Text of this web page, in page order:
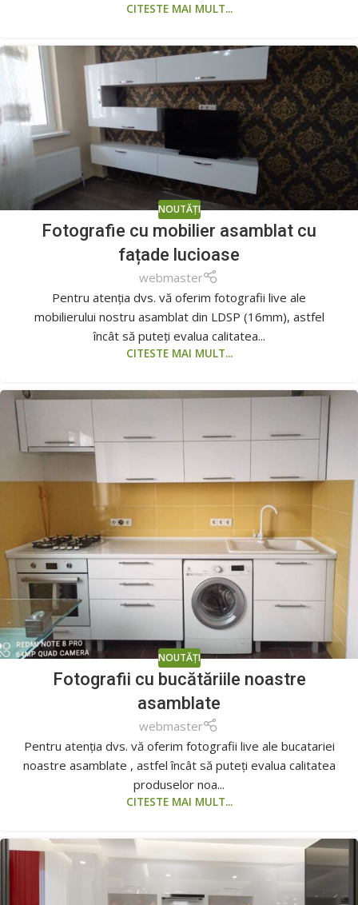
CITESTE MAI MULT...
NOUTĂȚI
Fotografie cu mobilier asamblat cu
fațade lucioase
webmaster
Pentru atenția dvs. vă oferim fotografii live ale
mobilierului nostru asamblat din LDSP (16mm), astfel
încât să puteți evalua calitatea...
CITESTE MAI MULT...
NOUTĂȚI
Fotografii cu bucătăriile noastre
asamblate
webmaster
Pentru atenția dvs. vă oferim fotografii live ale bucatariei
noastre asamblate , astfel încât să puteți evalua calitatea
produselor noa...
CITESTE MAI MULT...